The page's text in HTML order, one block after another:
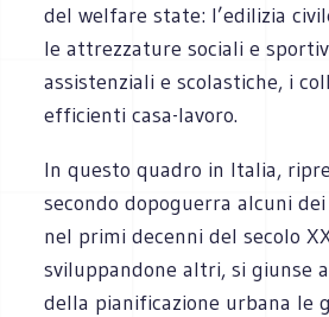
del welfare state: l’edilizia
le attrezzature sociali e
assistenziali e scolastiche, i
efficienti casa-lavoro.
In questo quadro in Italia,
secondo dopoguerra alcuni
nel primi decenni del secolo
sviluppandone altri, si giunse
della pianificazione urbana le